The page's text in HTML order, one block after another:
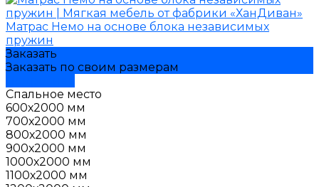
Матрас Немо на основе блока независимых
пружин
Заказать
Заказать по своим размерам
Спальное место
600х2000 мм
700х2000 мм
800х2000 мм
900х2000 мм
1000х2000 мм
1100х2000 мм